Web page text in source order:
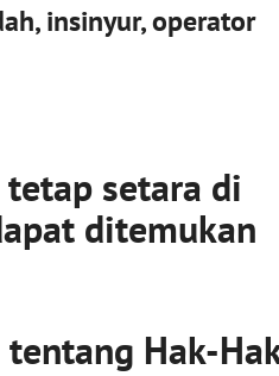
insinyur, operator
setara di
ditemukan
Hak-